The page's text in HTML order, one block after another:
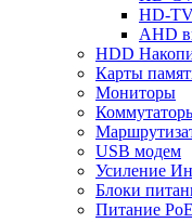
HD-
AHD
HDD
Карты
Мониторы
USB модем
Усиление
Блоки
Питание